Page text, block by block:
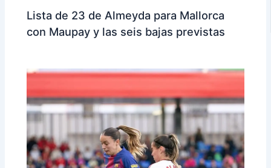
Lista de 23 de Almeyda para Mallorca
con Maupay y las seis bajas previstas